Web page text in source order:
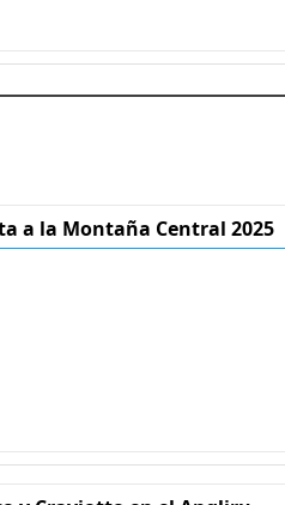
a la Montaña Central 2025